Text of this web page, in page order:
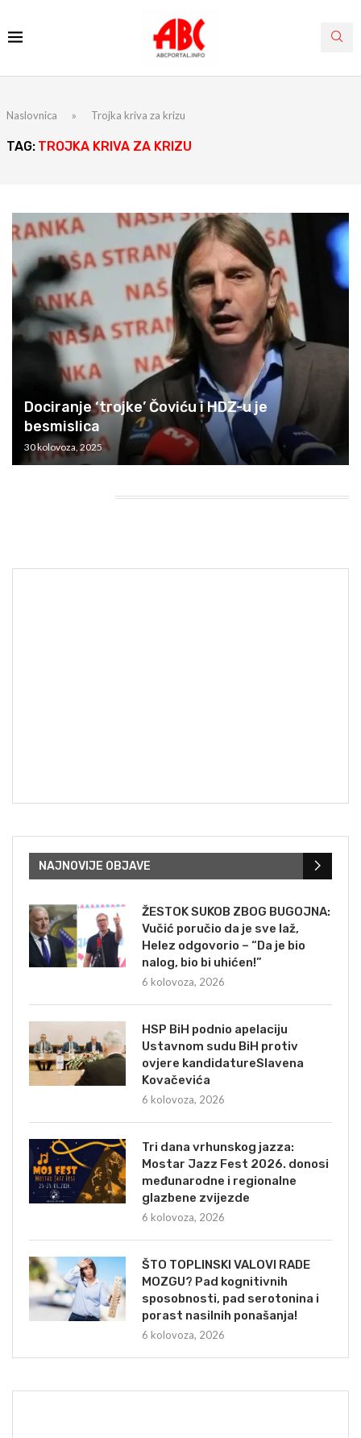
Naslovnica » Trojka kriva za krizu
TAG: TROJKA KRIVA ZA KRIZU
Dociranje ‘trojke’ Čoviću i HDZ-u je
besmislica
30 kolovoza, 2025
NAJNOVIJE OBJAVE
ŽESTOK SUKOB ZBOG BUGOJNA:
Vučić poručio da je sve laž,
Helez odgovorio – “Da je bio
nalog, bio bi uhićen!”
6 kolovoza, 2026
HSP BiH podnio apelaciju
Ustavnom sudu BiH protiv
ovjere kandidatureSlavena
Kovačevića
6 kolovoza, 2026
Tri dana vrhunskog jazza:
Mostar Jazz Fest 2026. donosi
međunarodne i regionalne
glazbene zvijezde
6 kolovoza, 2026
ŠTO TOPLINSKI VALOVI RADE
MOZGU? Pad kognitivnih
sposobnosti, pad serotonina i
porast nasilnih ponašanja!
6 kolovoza, 2026